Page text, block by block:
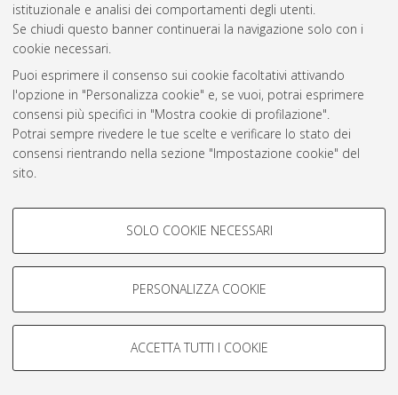
istituzionale e analisi dei comportamenti degli utenti.
Se chiudi questo banner continuerai la navigazione solo con i
cookie necessari.
Puoi esprimere il consenso sui cookie facoltativi attivando
l'opzione in "Personalizza cookie" e, se vuoi, potrai esprimere
consensi più specifici in "Mostra cookie di profilazione".
Potrai sempre rivedere le tue scelte e verificare lo stato dei
consensi rientrando nella sezione "Impostazione cookie" del
sito.
COOKIE DI PROFILAZIONE -
Si tratta di cookie utilizzati per analizzare le caratteristiche della
navigazione degli utenti, creare profili in base al loro comportamento
Mostra cookie di profilazione
COOKIE TECNICI - NECESSARI
SOLO COOKIE NECESSARI
PERSONALIZZA COOKIE
ACCETTA TUTTI I COOKIE
Rss 1.0
Rss 2.0
AMS Laurea
Servizio implementato e gestito da AlmaDL
Impostazioni Cookie
© ALMA MATER STUDIORUM - Università di Bologna, 2007-2026.